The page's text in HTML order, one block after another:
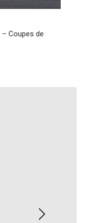
Coupes de